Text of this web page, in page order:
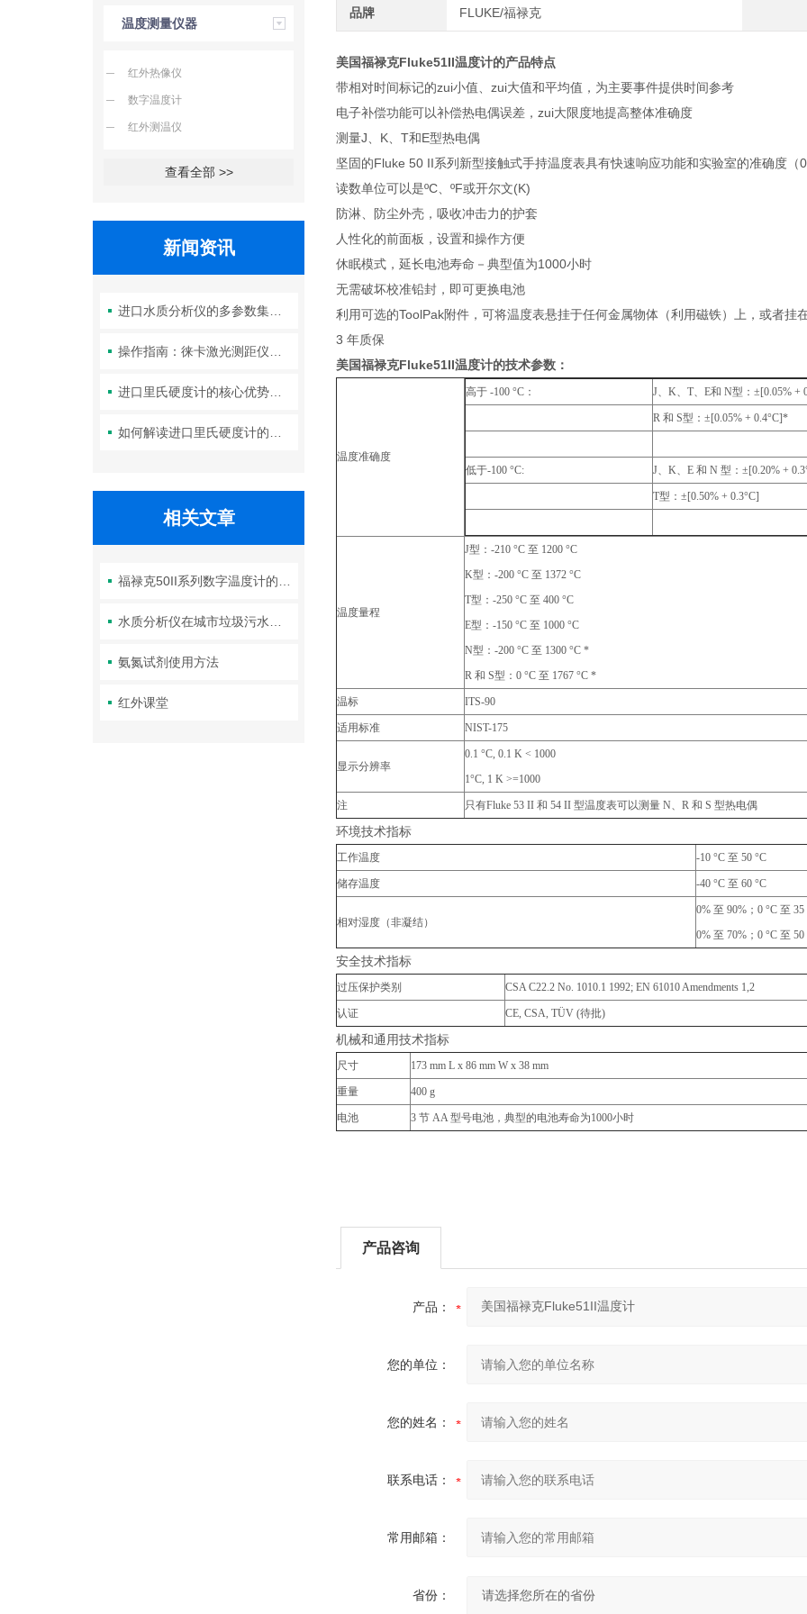
温度测量仪器
红外热像仪
数字温度计
红外测温仪
查看全部 >>
新闻资讯
进口水质分析仪的多参数集成检测技术与系统维护策略
进口里氏硬度计的核心优势：精度、耐用性与多功能性
相关文章
氨氮试剂使用方法
红外课堂
品牌 FLUKE/福禄克
美国福禄克Fluke51II温度计的产品特点
带相对时间标记的zui小值、zui大值和平均值，为主要事件提供时间参考
电子补偿功能可以补偿热电偶误差，zui大限度地提高整体准确度
测量J、K、T和E型热电偶
坚固的Fluke 50 II系列新型接触式手持温度表具有快速响应功能和实验室的准确度（
读数单位可以是ºC、ºF或开尔文(K)
防淋、防尘外壳，吸收冲击力的护套
人性化的前面板，设置和操作方便
休眠模式，延长电池寿命－典型值为1000小时
无需破坏校准铅封，即可更换电池
利用可选的ToolPak附件，可将温度表悬挂于任何金属物体（利用磁铁）上，或者
3 年质保
美国福禄克Fluke51II温度计的技术参数：
温度准确度
高于 -100 °C： J、K、T、E和 N型：±[0.05% +
R 和 S型：±[0.05% + 0.4°C]*
低于-100 °C: J、K、E 和 N 型：±[0.20% +
T型：±[0.50% + 0.3°C]
温度量程
J型：-210 °C 至 1200 °C
K型：-200 °C 至 1372 °C
T型：-250 °C 至 400 °C
E型：-150 °C 至 1000 °C
N型：-200 °C 至 1300 °C *
R 和 S型：0 °C 至 1767 °C *
温标 ITS-90
适用标准 NIST-175
显示分辨率
0.1 °C, 0.1 K < 1000
1°C, 1 K >=1000
注 只有Fluke 53 II 和 54 II 型温度表可以测量 N、R 和 S 型热电偶
环境技术指标
工作温度 -10 °C 至 50 °C
储存温度 -40 °C 至 60 °C
相对湿度（非凝结）
0% 至 90%；0 °C 至 35
0% 至 70%；0 °C 至 50
安全技术指标
过压保护类别 CSA C22.2 No. 1010.1 1992; EN 61010 Amendments 1,2
认证 CE, CSA, TÜV (待批)
机械和通用技术指标
尺寸 173 mm L x 86 mm W x 38 mm
重量 400 g
电池 3 节 AA 型号电池，典型的电池寿命为1000小时
产品咨询
产品：
您的单位：
您的姓名：
联系电话：
常用邮箱：
省份：